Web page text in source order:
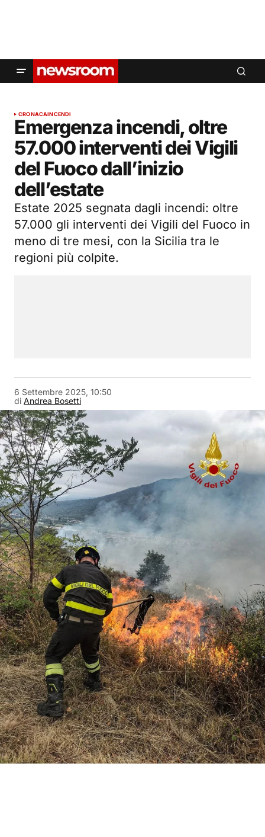
CRONACAINCENDI
Emergenza incendi, oltre
57.000 interventi dei Vigili
del Fuoco dall’inizio
dell’estate
Estate 2025 segnata dagli incendi: oltre
57.000 gli interventi dei Vigili del Fuoco in
meno di tre mesi, con la Sicilia tra le
regioni più colpite.
di Andrea Bosetti
6 Settembre 2025, 10:50